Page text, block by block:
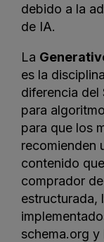
debido a la
de IA.
La
es la
diferencia del
para
para que los
recomienden
contenido
comprador
estructurada,
schema.org